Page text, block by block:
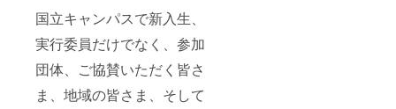
国立キャンパスで新入生、
実行委員だけでなく、参加
団体、ご協賛いただく皆さ
ま、地域の皆さま、そして